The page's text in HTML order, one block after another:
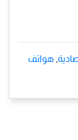
, هواتف